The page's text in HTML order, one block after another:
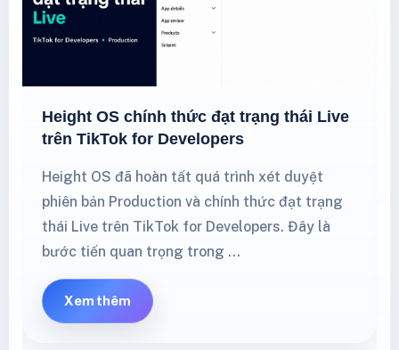
Height OS chính thức đạt trạng thái Live
trên TikTok for Developers
Height OS đã hoàn tất quá trình xét duyệt
phiên bản Production và chính thức đạt trạng
thái Live trên TikTok for Developers. Đây là
bước tiến quan trọng trong …
Xem thêm